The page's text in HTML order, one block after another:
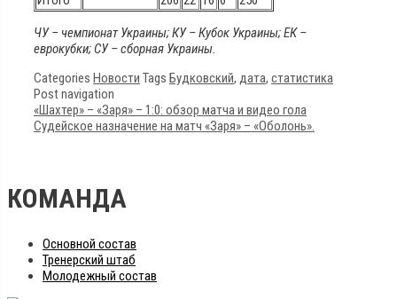
ЧУ – чемпионат Украины; КУ – Кубок Украины; ЕК –
еврокубки; СУ – сборная Украины.
Categories Новости Tags Будковский, дата, статистика
Post navigation
«Шахтер» – «Заря» – 1:0: обзор матча и видео гола
Судейское назначение на матч «Заря» – «Оболонь».
КОМАНДА
Основной состав
Тренерский штаб
Молодежный состав